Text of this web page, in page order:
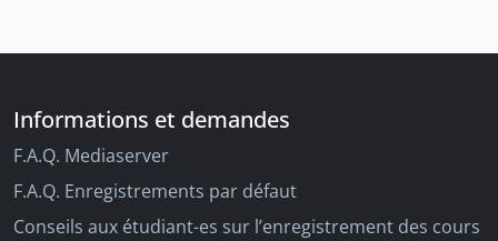
Informations et demandes
F.A.Q. Mediaserver
F.A.Q. Enregistrements par défaut
Conseils aux étudiant-es sur l’enregistrement des cours